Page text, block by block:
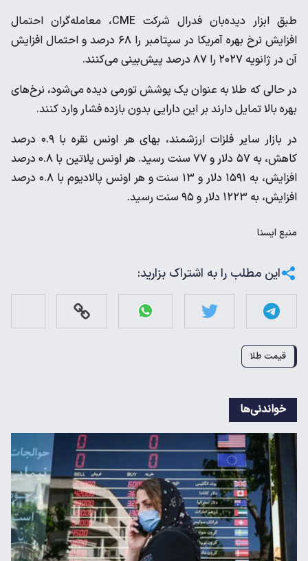
طبق ابزار دیده‌بان فدرال شرکت CME، معامله‌گران احتمال
افزایش نرخ بهره آمریکا در سپتامبر را ۶۸ درصد و احتمال افزایش
آن در ژانویه ۲۰۲۷ را ۸۷ درصد پیش‌بینی می‌کنند.
در حالی که طلا به عنوان یک پوشش تورمی دیده می‌شود، نرخ‌های
بهره بالا تمایل دارند بر این دارایی بدون بازده فشار وارد کنند.
در بازار سایر فلزات ارزشمند، بهای هر اونس نقره با ۰.۹ درصد
کاهش، به ۵۷ دلار و ۷۷ سنت رسید. هر اونس پلاتین با ۰.۸ درصد
افزایش، به ۱۵۹۱ دلار و ۱۳ سنت و هر اونس پالادیوم با ۰.۸ درصد
افزایش، به ۱۲۲۳ دلار و ۹۵ سنت رسید.
منبع ايسنا
این مطلب را به اشتراک بزارید:
قیمت طلا
خواندنی‌ها